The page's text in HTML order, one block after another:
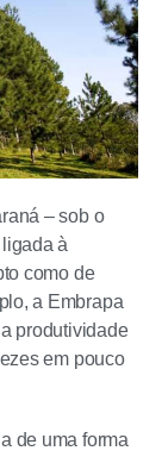
– sob o
à
como de
a Embrapa
produtividade
em pouco
de uma forma